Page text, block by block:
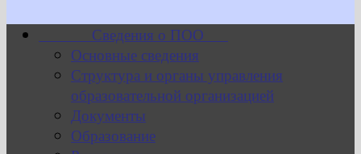
Сведения о ПОО
Основные сведения
Структура и органы управления
образовательной организацией
Документы
Образование